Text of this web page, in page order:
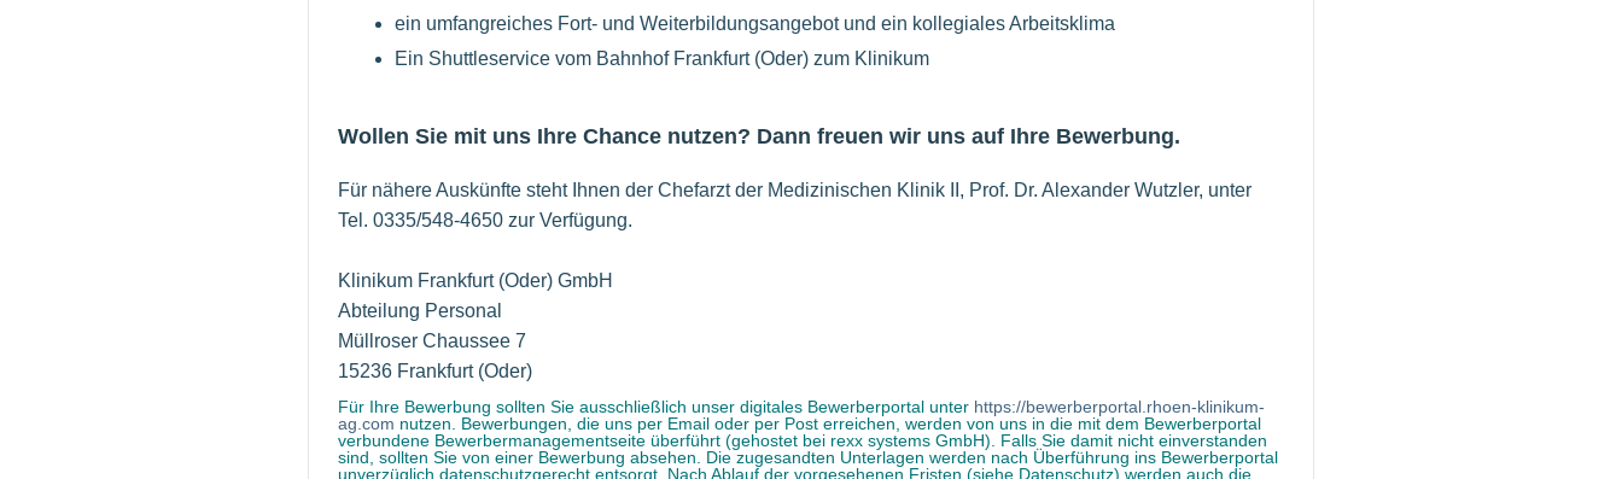
ein umfangreiches Fort- und Weiterbildungsangebot und ein kollegiales Arbeitsklima
Ein Shuttleservice vom Bahnhof Frankfurt (Oder) zum Klinikum
Wollen Sie mit uns Ihre Chance nutzen? Dann freuen wir uns auf Ihre Bewerbung.
Für nähere Auskünfte steht Ihnen der Chefarzt der Medizinischen Klinik II, Prof. Dr. Alexander Wutzler, unter
Tel. 0335/548-4650 zur Verfügung.
Klinikum Frankfurt (Oder) GmbH
Abteilung Personal
Müllroser Chaussee 7
15236 Frankfurt (Oder)
Für Ihre Bewerbung sollten Sie ausschließlich unser digitales Bewerberportal unter https://bewerberportal.rhoen-klinikum-
ag.com nutzen. Bewerbungen, die uns per Email oder per Post erreichen, werden von uns in die mit dem Bewerberportal
verbundene Bewerbermanagementseite überführt (gehostet bei rexx systems GmbH). Falls Sie damit nicht einverstanden
sind, sollten Sie von einer Bewerbung absehen. Die zugesandten Unterlagen werden nach Überführung ins Bewerberportal
unverzüglich datenschutzgerecht entsorgt. Nach Ablauf der vorgesehenen Fristen (siehe Datenschutz) werden auch die